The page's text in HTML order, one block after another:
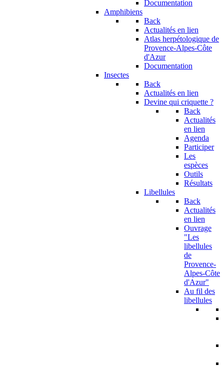
Documentation
Amphibiens
Back
Actualités en lien
Atlas herpétologique de
Provence-Alpes-Côte
d'Azur
Documentation
Insectes
Back
Actualités en lien
Devine qui criquette ?
Back
Actualités
en lien
Agenda
Participer
Les
espèces
Outils
Résultats
Libellules
Back
Actualités
en lien
Ouvrage
"Les
libellules
de
Provence-
Alpes-Côte
d'Azur"
Au fil des
libellules